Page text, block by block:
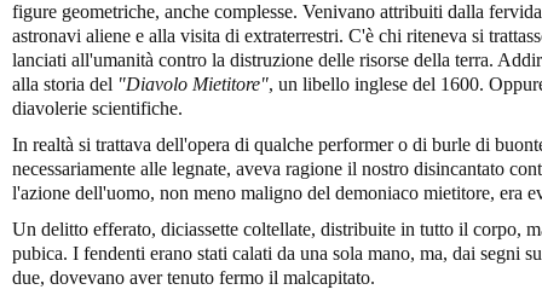
figure geometriche, anche complesse. Venivano attribuiti dalla
astronavi aliene e alla visita di extraterrestri. C'è chi riteneva si
lanciati all'umanità contro la distruzione delle risorse della terra.
alla storia del "Diavolo Mietitore", un libello inglese del 1600.
diavolerie scientifiche.
In realtà si trattava dell'opera di qualche performer o di burle di
necessariamente alle legnate, aveva ragione il nostro disincantato
l'azione dell'uomo, non meno maligno del demoniaco mietitore, era
Un delitto efferato, diciassette coltellate, distribuite in tutto il corpo,
pubica. I fendenti erano stati calati da una sola mano, ma, dai segni
due, dovevano aver tenuto fermo il malcapitato.